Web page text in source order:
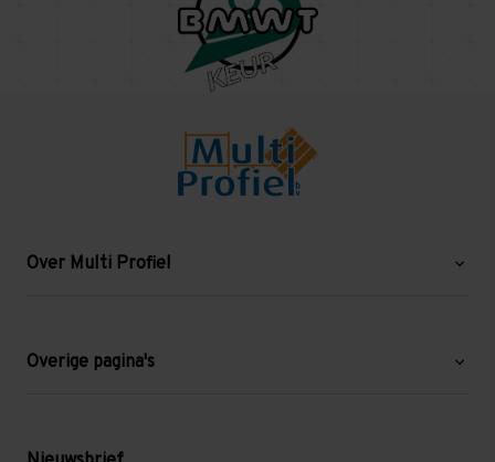
Over Multi Profiel
Blog
Levering en afhalen
Overige pagina's